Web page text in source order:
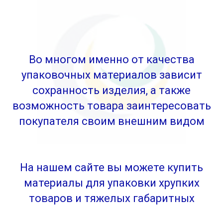
Во многом именно от качества
упаковочных материалов зависит
сохранность изделия, а также
возможность товара заинтересовать
покупателя своим внешним видом
На нашем сайте вы можете купить
материалы для упаковки хрупких
товаров и тяжелых габаритных